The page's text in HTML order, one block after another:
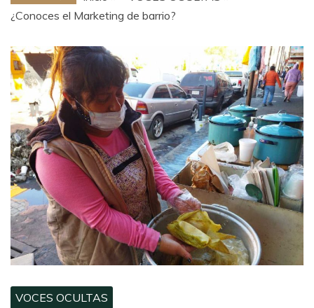
¿Conoces el Marketing de barrio?
VOCES OCULTAS